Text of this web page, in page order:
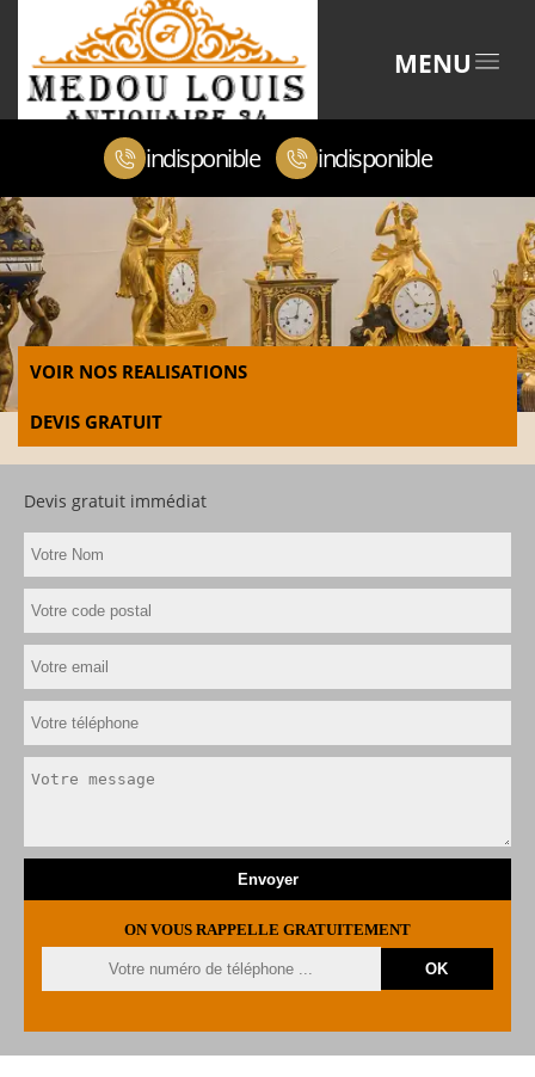
MENU
indisponible indisponible
VOIR NOS REALISATIONS
DEVIS GRATUIT
Devis gratuit immédiat
ON VOUS RAPPELLE GRATUITEMENT